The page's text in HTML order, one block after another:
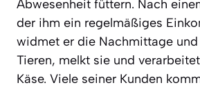
Abwesenheit füttern. Nach
der ihm ein regelmäßiges
widmet er die Nachmittage
Tieren, melkt sie und
Käse. Viele seiner Kunden